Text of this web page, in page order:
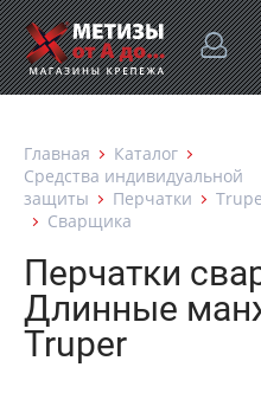
Главная
Каталог
Средства индивидуальной
защиты
Перчатки
Сварщика
Перчатки
Длинные
Truper